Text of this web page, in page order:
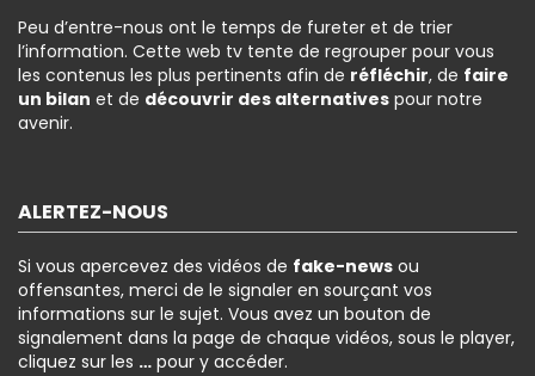
Peu d’entre-nous ont le temps de fureter et de trier
l’information. Cette web tv tente de regrouper pour vous
les contenus les plus pertinents afin de réfléchir, de faire
un bilan et de découvrir des alternatives pour notre
avenir.
ALERTEZ-NOUS
Si vous apercevez des vidéos de fake-news ou
offensantes, merci de le signaler en sourçant vos
informations sur le sujet. Vous avez un bouton de
signalement dans la page de chaque vidéos, sous le player,
cliquez sur les … pour y accéder.